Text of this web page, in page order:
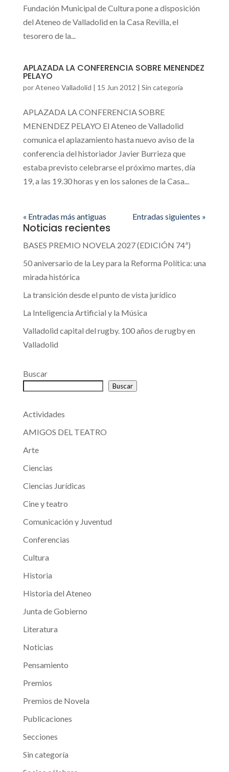
Fundación Municipal de Cultura pone a disposición
del Ateneo de Valladolid en la Casa Revilla, el
tesorero de la...
APLAZADA LA CONFERENCIA SOBRE MENENDEZ
PELAYO
porAteneo Valladolid | 15 Jun 2012 | Sin categoría
APLAZADA LA CONFERENCIA SOBRE
MENENDEZ PELAYO El Ateneo de Valladolid
comunica el aplazamiento hasta nuevo aviso de la
conferencia del historiador Javier Burrieza que
estaba previsto celebrarse el próximo martes, día
19, a las 19.30 horas y en los salones de la Casa...
« Entradas más antiguas Entradas siguientes »
Noticias recientes
BASES PREMIO NOVELA 2027 (EDICIÓN 74ª)
50 aniversario de la Ley para la Reforma Política: una
mirada histórica
La transición desde el punto de vista jurídico
La Inteligencia Artificial y la Música
Valladolid capital del rugby. 100 años de rugby en
Valladolid
Buscar
Buscar
Actividades
AMIGOS DEL TEATRO
Arte
Ciencias
Ciencias Jurídicas
Cine y teatro
Comunicación y Juventud
Conferencias
Cultura
Historia
Historia del Ateneo
Junta de Gobierno
Literatura
Noticias
Pensamiento
Premios
Premios de Novela
Publicaciones
Secciones
Sin categoría